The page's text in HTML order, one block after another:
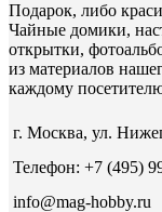
Подарок, либо
Чайные домики,
открытки,
из материалов
каждому
г. Москва, ул.
Телефон: +7 (495)
info@mag-hobby.ru